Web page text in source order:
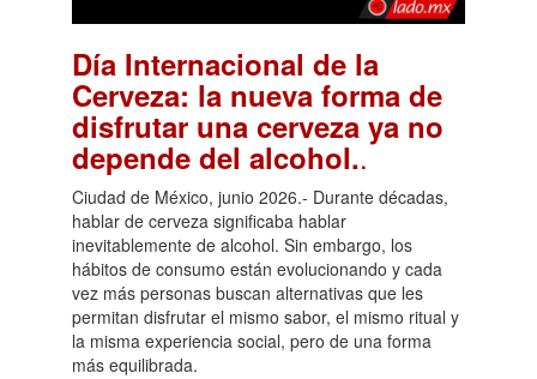
Día Internacional de la
Cerveza: la nueva forma de
disfrutar una cerveza ya no
depende del alcohol..
Ciudad de México, junio 2026.- Durante décadas,
hablar de cerveza significaba hablar
inevitablemente de alcohol. Sin embargo, los
hábitos de consumo están evolucionando y cada
vez más personas buscan alternativas que les
permitan disfrutar el mismo sabor, el mismo ritual y
la misma experiencia social, pero de una forma
más equilibrada.